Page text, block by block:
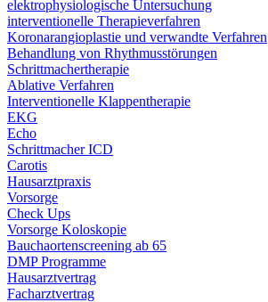
elektrophysiologische Untersuchung
interventionelle Therapieverfahren
Koronarangioplastie und verwandte Verfahren
Behandlung von Rhythmusstörungen
Schrittmachertherapie
Ablative Verfahren
Interventionelle Klappentherapie
EKG
Echo
Schrittmacher ICD
Carotis
Hausarztpraxis
Vorsorge
Check Ups
Vorsorge Koloskopie
Bauchaortenscreening ab 65
DMP Programme
Hausarztvertrag
Facharztvertrag